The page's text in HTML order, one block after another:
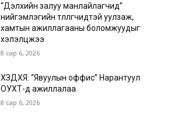
“Дэлхийн залуу манлайлагчид”
нийгэмлэгийн төлөөлөгчидтэй уулзаж,
хамтын ажиллагааны боломжуудыг
хэлэлцжээ
8 сар 6, 2026
ХЗДХЯ: “Явуулын оффис” Нарантуул
ОУХТ-д ажиллалаа
8 сар 6, 2026